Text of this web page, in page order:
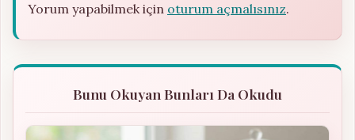
Yorum yapabilmek için oturum açmalısınız.
Bunu Okuyan Bunları Da Okudu